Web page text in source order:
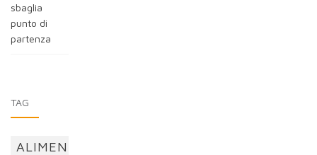
sbaglia
punto di
partenza
TAG
ALIMENTAZIONE